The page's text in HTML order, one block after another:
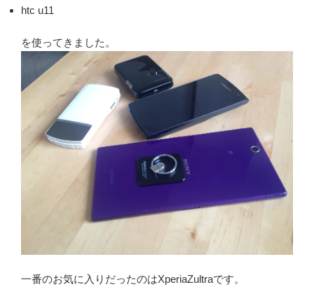
htc u11
を使ってきました。
一番のお気に入りだったのはXperiaZultraです。